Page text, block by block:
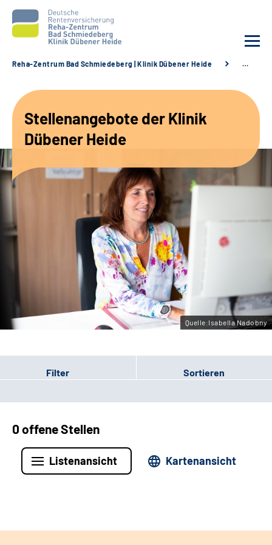
Unsere Angebote
Karriere
Sozialdienste & Zuweisende
Leichte Sprache
Gebärdensprache
Reha-Zentrum Bad Schmiedeberg | Klinik Dübener Heide …
Stellenangebote der Klinik
Dübener Heide
Quelle:Isabella Nadobny
Filter Sortieren
0 offene Stellen
Listenansicht Kartenansicht